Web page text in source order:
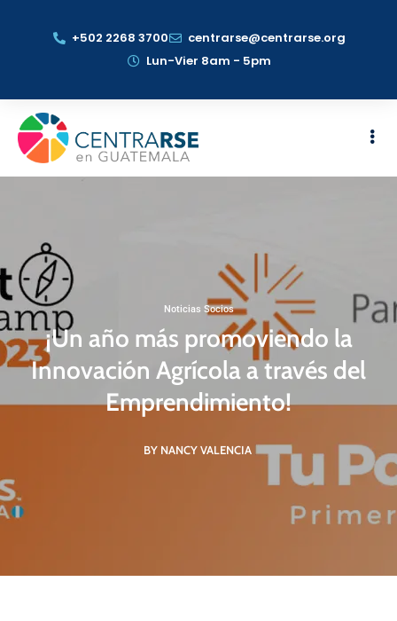
+502 2268 3700
centrarse@centrarse.org
Lun-Vier 8am - 5pm
Noticias Socios
¡Un año más promoviendo la
Innovación Agrícola a través del
Emprendimiento!
BY NANCY VALENCIA